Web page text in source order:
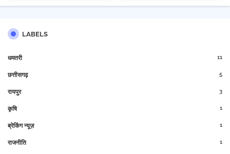
LABELS
धमतरी 11
छत्तीसगढ़ 5
रायपुर 3
कृषि 1
ब्रेकिंग न्यूज़ 1
राजनीति 1